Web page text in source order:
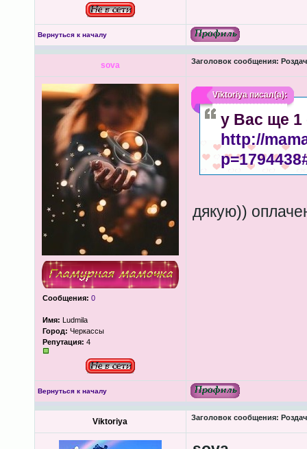
Вернуться к началу
sova Заголовок сообщения:
Сообщения: 0
Имя: Ludmila
Город: Черкассы
Репутация: 4
Viktoriyaписал(а):
у Вас ще 1
http://
дякую))
Вернуться к началу
Viktoriya Заголовок сообщения: